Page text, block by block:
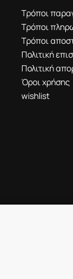
Τρόποι
Τρόποι
Τρόποι
Πολιτική
Πολιτική
Όροι χρήσης
wishlist